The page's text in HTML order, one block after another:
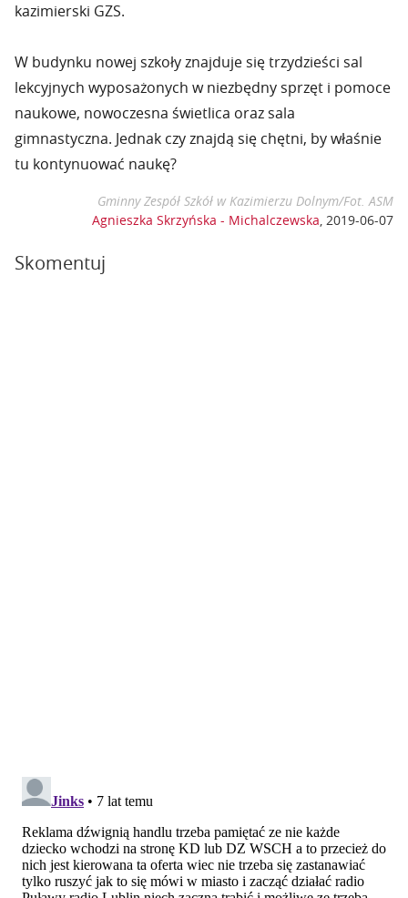
kazimierski GZS.
W budynku nowej szkoły znajduje się trzydzieści sal
lekcyjnych wyposażonych w niezbędny sprzęt i pomoce
naukowe, nowoczesna świetlica oraz sala
gimnastyczna. Jednak czy znajdą się chętni, by właśnie
tu kontynuować naukę?
Gminny Zespół Szkół w Kazimierzu Dolnym/Fot. ASM
Agnieszka Skrzyńska - Michalczewska, 2019-06-07
Skomentuj